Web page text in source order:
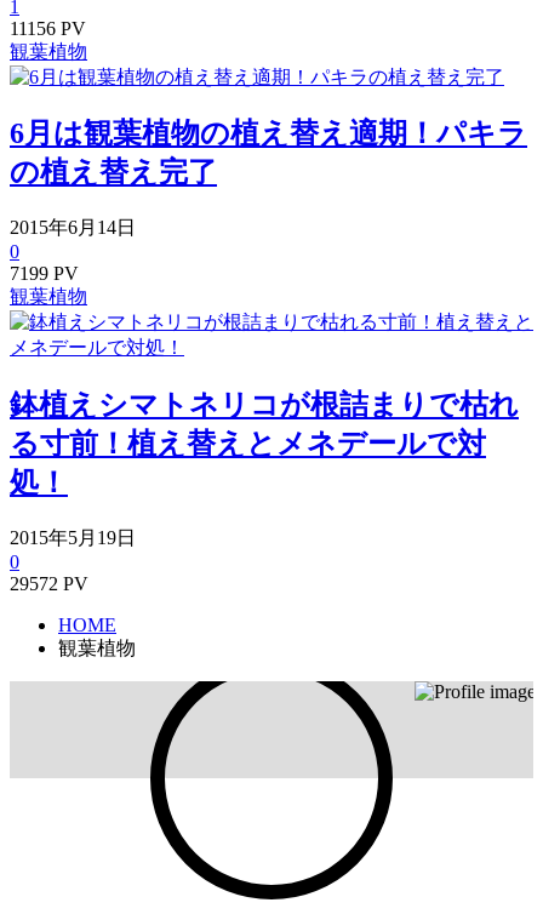
1
11156 PV
観葉植物
6月は観葉植物の植え替え適期！パキラ
の植え替え完了
2015年6月14日
0
7199 PV
観葉植物
鉢植えシマトネリコが根詰まりで枯れ
る寸前！植え替えとメネデールで対
処！
2015年5月19日
0
29572 PV
HOME
観葉植物